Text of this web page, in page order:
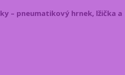
– pneumatikový hrnek, lžička a